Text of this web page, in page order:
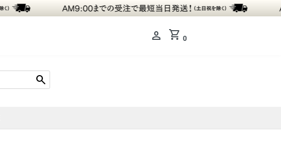
person shopping_cart 0
search